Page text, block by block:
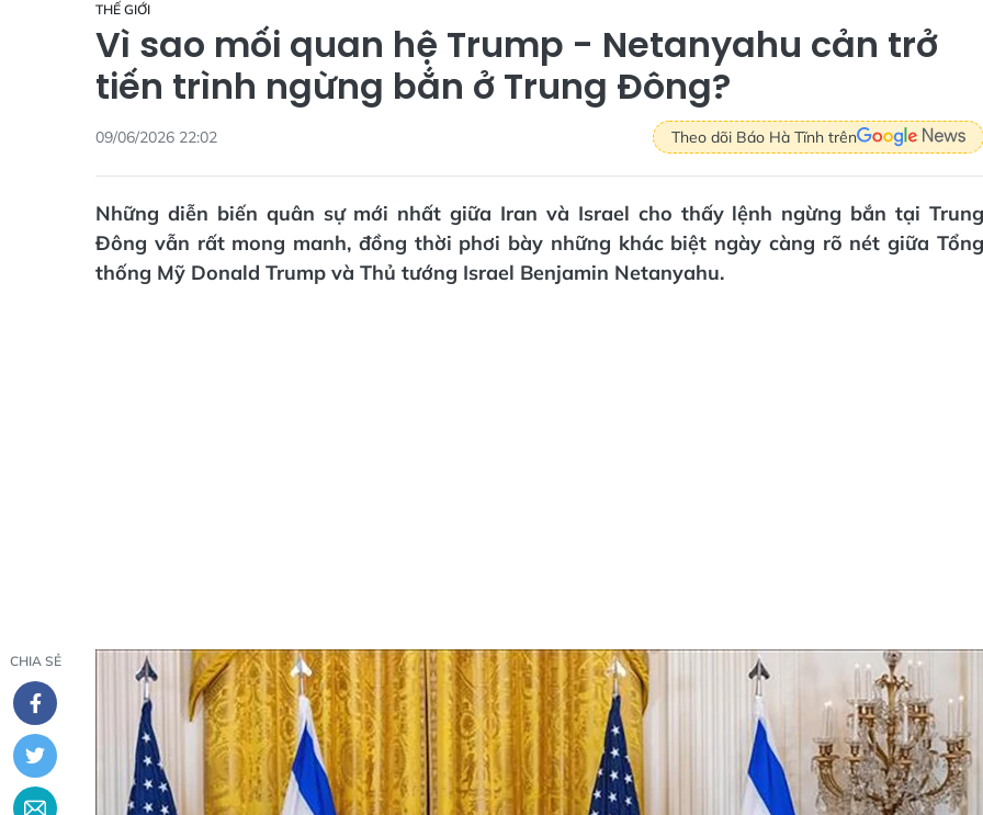
THẾ GIỚI
Vì sao mối quan hệ Trump - Netanyahu cản trở
tiến trình ngừng bắn ở Trung Đông?
09/06/2026 22:02 Theo dõi Báo Hà Tĩnh trên
Những diễn biến quân sự mới nhất giữa Iran và Israel cho thấy lệnh ngừng bắn tại Trung
Đông vẫn rất mong manh, đồng thời phơi bày những khác biệt ngày càng rõ nét giữa Tổng
thống Mỹ Donald Trump và Thủ tướng Israel Benjamin Netanyahu.
CHIA SẺ